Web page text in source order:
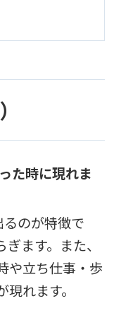
た時に現れま
のが特徴で
ます。また、
や立ち仕事・歩
れます。